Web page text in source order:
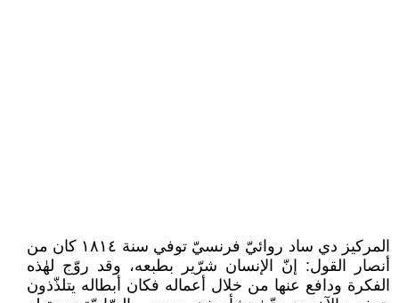
المركيز دي ساد روائيّ فرنسيّ توفي سنة ١٨١٤ كان من
أنصار القول: إنّ الإنسان شرّير بطبعه، وقد روّج لهٰذه
الفكرة ودافع عنها من خلال أعماله فكان أبطاله يتلذّذون